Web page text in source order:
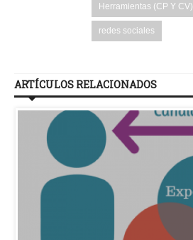
Herramientas (CP Y CV)
redes sociales
ARTÍCULOS RELACIONADOS